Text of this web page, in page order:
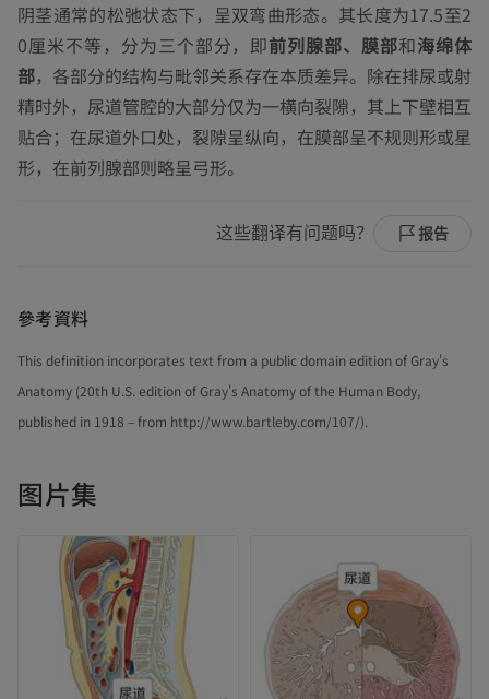
阴茎通常的松弛状态下，呈双弯曲形态。其长度为17.5至2
0厘米不等，分为三个部分，即前列腺部、膜部和海绵体
部，各部分的结构与毗邻关系存在本质差异。除在排尿或射
精时外，尿道管腔的大部分仅为一横向裂隙，其上下壁相互
贴合；在尿道外口处，裂隙呈纵向，在膜部呈不规则形或星
形，在前列腺部则略呈弓形。
这些翻译有问题吗？ 报告
參考資料
This definition incorporates text from a public domain edition of Gray's
Anatomy (20th U.S. edition of Gray's Anatomy of the Human Body,
published in 1918 – from http://www.bartleby.com/107/).
图片集